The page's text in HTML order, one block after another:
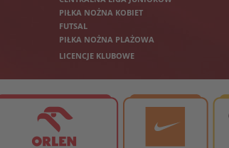
PIŁKA NOŻNA KOBIET
FUTSAL
PIŁKA NOŻNA PLAŻOWA
LICENCJE KLUBOWE